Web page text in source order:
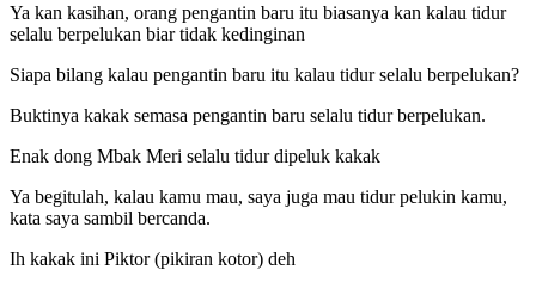
Ya kan kasihan, orang pengantin baru itu biasanya kan kalau tidur
selalu berpelukan biar tidak kedinginan
Siapa bilang kalau pengantin baru itu kalau tidur selalu berpelukan?
Buktinya kakak semasa pengantin baru selalu tidur berpelukan.
Enak dong Mbak Meri selalu tidur dipeluk kakak
Ya begitulah, kalau kamu mau, saya juga mau tidur pelukin kamu,
kata saya sambil bercanda.
Ih kakak ini Piktor (pikiran kotor) deh